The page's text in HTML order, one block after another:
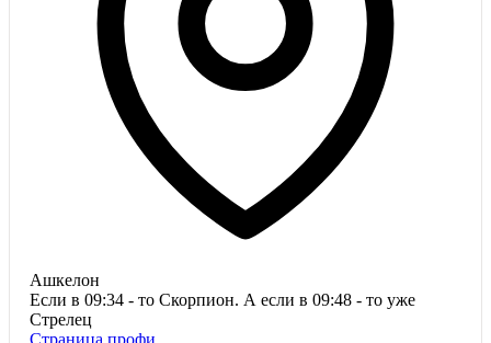
Ашкелон
Если в 09:34 - то Скорпион. А если в 09:48 - то уже
Стрелец